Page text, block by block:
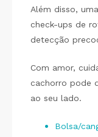
Além disso,
check-ups de
detecção
Com amor,
cachorro pode
ao seu lado.
Bolsa/